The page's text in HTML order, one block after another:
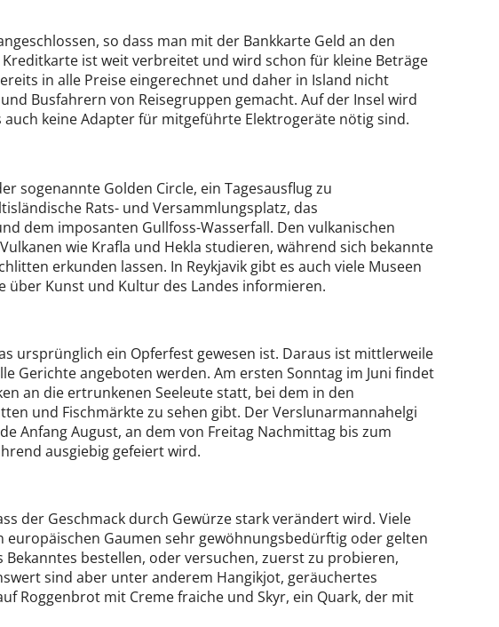
so dass man mit der Bankkarte Geld an den
ist weit verbreitet und wird schon für kleine Beträge
in alle Preise eingerechnet und daher in Island nicht
Busfahrern von Reisegruppen gemacht. Auf der Insel wird
keine Adapter für mitgeführte Elektrogeräte nötig sind.
sogenannte Golden Circle, ein Tagesausflug zu
Rats- und Versammlungsplatz, das
dem imposanten Gullfoss-Wasserfall. Den vulkanischen
wie Krafla und Hekla studieren, während sich bekannte
erkunden lassen. In Reykjavik gibt es auch viele Museen
über Kunst und Kultur des Landes informieren.
ursprünglich ein Opferfest gewesen ist. Daraus ist mittlerweile
Gerichte angeboten werden. Am ersten Sonntag im Juni findet
an die ertrunkenen Seeleute statt, bei dem in den
und Fischmärkte zu sehen gibt. Der Verslunarmannahelgi
Anfang August, an dem von Freitag Nachmittag bis zum
ausgiebig gefeiert wird.
der Geschmack durch Gewürze stark verändert wird. Viele
Gaumen sehr gewöhnungsbedürftig oder gelten
bestellen, oder versuchen, zuerst zu probieren,
sind aber unter anderem Hangikjot, geräuchertes
Roggenbrot mit Creme fraiche und Skyr, ein Quark, der mit